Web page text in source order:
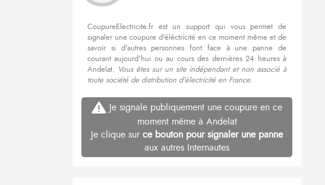
CoupureElectricite.fr est un support qui vous permet de
signaler une coupure d'éléctricité en ce moment même et de
savoir si d'autres personnes font face à une panne de
courant aujourd'hui ou au cours des dernières 24 heures à
Andelat. Vous êtes sur un site indépendant et non associé à
toute société de distribution d'électricité en France.
Je signale publiquement une coupure en ce
moment même à Andelat
Je clique sur ce bouton pour signaler une panne
aux autres Internautes